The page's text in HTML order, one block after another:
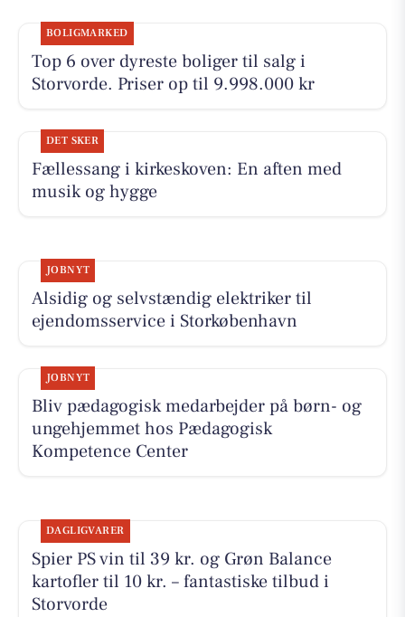
BOLIGMARKED
Top 6 over dyreste boliger til salg i
Storvorde. Priser op til 9.998.000 kr
DET SKER
Fællessang i kirkeskoven: En aften med
musik og hygge
JOBNYT
Alsidig og selvstændig elektriker til
ejendomsservice i Storkøbenhavn
JOBNYT
Bliv pædagogisk medarbejder på børn- og
ungehjemmet hos Pædagogisk
Kompetence Center
DAGLIGVARER
Spier PS vin til 39 kr. og Grøn Balance
kartofler til 10 kr. – fantastiske tilbud i
Storvorde